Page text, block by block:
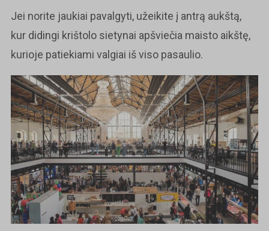
Jei norite jaukiai pavalgyti, užeikite į antrą aukštą,
kur didingi krištolo sietynai apšviečia maisto aikštę,
kurioje patiekiami valgiai iš viso pasaulio.